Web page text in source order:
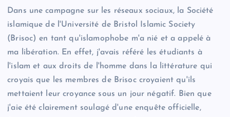
Dans une campagne sur les réseaux sociaux, la Société
islamique de l'Université de Bristol Islamic Society
(Brisoc) en tant qu'islamophobe m'a nié et a appelé à
ma libération. En effet, j'avais référé les étudiants à
l'islam et aux droits de l'homme dans la littérature qui
croyais que les membres de Brisoc croyaient qu'ils
mettaient leur croyance sous un jour négatif. Bien que
j'aie été clairement soulagé d'une enquête officielle,